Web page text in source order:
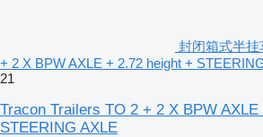
封闭箱式半挂
+ 2 X BPW AXLE + 2.72 height +
21
Tracon Trailers TO 2 + 2 X BPW
STEERING AXLE